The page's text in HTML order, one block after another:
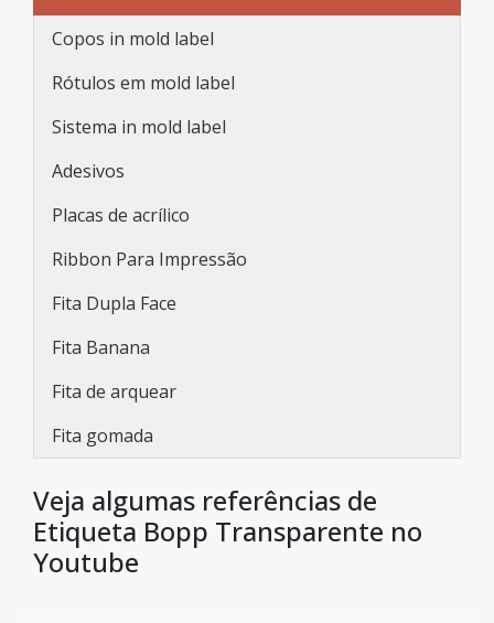
Copos in mold label
Rótulos em mold label
Sistema in mold label
Adesivos
Placas de acrílico
Ribbon Para Impressão
Fita Dupla Face
Fita Banana
Fita de arquear
Fita gomada
Veja algumas referências de
Etiqueta Bopp Transparente no
Youtube